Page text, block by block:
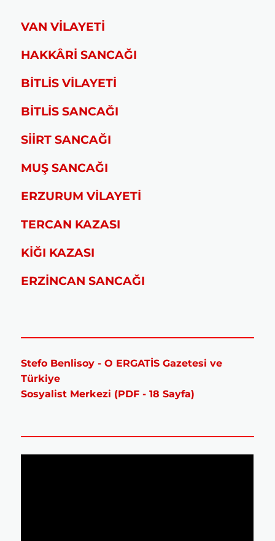
VAN VİLAYETİ
HAKKÂRİ SANCAĞI
BİTLİS VİLAYETİ
BİTLİS SANCAĞI
SİİRT SANCAĞI
MUŞ SANCAĞI
ERZURUM VİLAYETİ
TERCAN KAZASI
KİĞI KAZASI
ERZİNCAN SANCAĞI
Stefo Benlisoy - O ERGATİS Gazetesi ve
Türkiye
Sosyalist Merkezi (PDF - 18 Sayfa)